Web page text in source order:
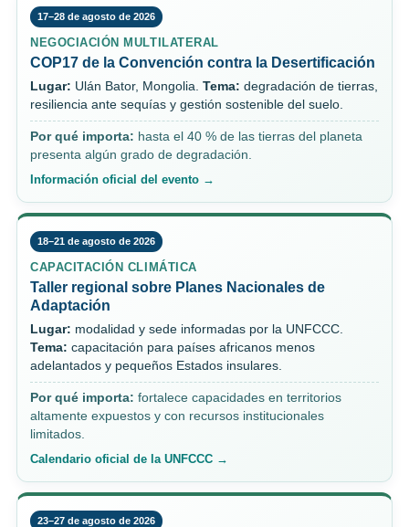
17–28 de agosto de 2026
NEGOCIACIÓN MULTILATERAL
COP17 de la Convención contra la Desertificación
Lugar: Ulán Bator, Mongolia. Tema: degradación de tierras,
resiliencia ante sequías y gestión sostenible del suelo.
Por qué importa: hasta el 40 % de las tierras del planeta
presenta algún grado de degradación.
Información oficial del evento →
18–21 de agosto de 2026
CAPACITACIÓN CLIMÁTICA
Taller regional sobre Planes Nacionales de
Adaptación
Lugar: modalidad y sede informadas por la UNFCCC.
Tema: capacitación para países africanos menos
adelantados y pequeños Estados insulares.
Por qué importa: fortalece capacidades en territorios
altamente expuestos y con recursos institucionales
limitados.
Calendario oficial de la UNFCCC →
23–27 de agosto de 2026